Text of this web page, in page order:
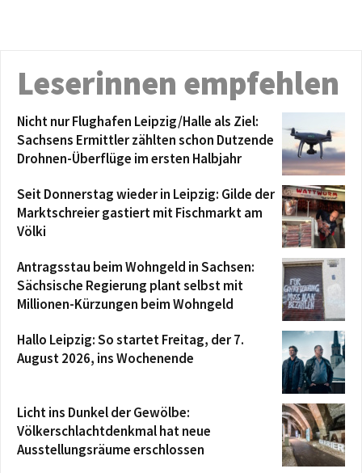
Leserinnen empfehlen
Nicht nur Flughafen Leipzig/Halle als Ziel:
Sachsens Ermittler zählten schon Dutzende
Drohnen-Überflüge im ersten Halbjahr
Seit Donnerstag wieder in Leipzig: Gilde der
Marktschreier gastiert mit Fischmarkt am
Völki
Antragsstau beim Wohngeld in Sachsen:
Sächsische Regierung plant selbst mit
Millionen-Kürzungen beim Wohngeld
Hallo Leipzig: So startet Freitag, der 7.
August 2026, ins Wochenende
Licht ins Dunkel der Gewölbe:
Völkerschlachtdenkmal hat neue
Ausstellungsräume erschlossen